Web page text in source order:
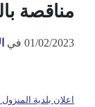
مناقصة
01/02/2023 في
اعلان بلدية